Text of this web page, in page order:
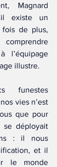
Magnard
existe un
fois de plus,
l’équipage
illustre.
funestes
vies n’est
que pour
se déployait
: il nous
et il
le monde